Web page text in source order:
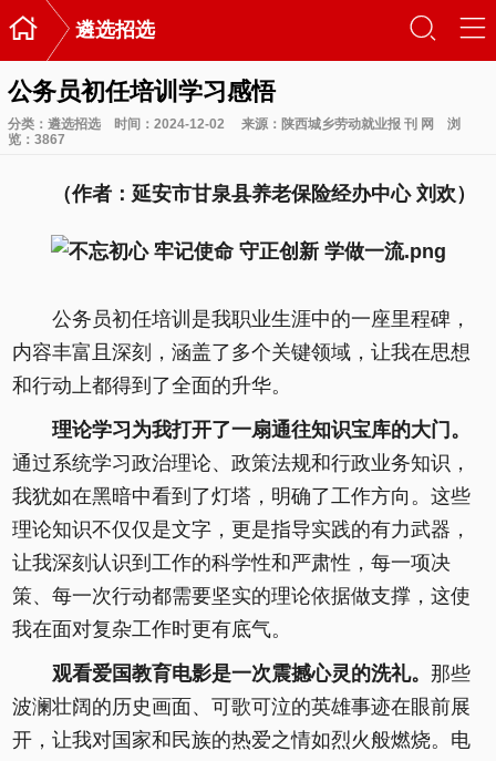
 遴选招选 󰃙 󰆉
公务员初任培训学习感悟
分类： 遴选招选 时间：2024-12-02 来源：陕西城乡劳动就业报 刊 网
浏
览： 3867
（作者：延安市甘泉县养老保险经办中心 刘欢）
公务员初任培训是我职业生涯中的一座里程碑，
内容丰富且深刻，涵盖了多个关键领域，让我在思想
和行动上都得到了全面的升华。
理论学习为我打开了一扇通往知识宝库的大门。
通过系统学习政治理论、政策法规和行政业务知识，
我犹如在黑暗中看到了灯塔，明确了工作方向。这些
理论知识不仅仅是文字，更是指导实践的有力武器，
让我深刻认识到工作的科学性和严肃性，每一项决
策、每一次行动都需要坚实的理论依据做支撑，这使
我在面对复杂工作时更有底气。
观看爱国教育电影是一次震撼心灵的洗礼。 那些
波澜壮阔的历史画面、可歌可泣的英雄事迹在眼前展
开，让我对国家和民族的热爱之情如烈火般燃烧。电